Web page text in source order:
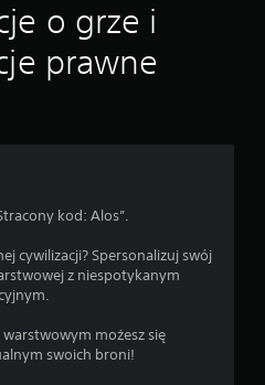
o grze i
prawne
kod: Alos”.
cywilizacji? Spersonalizuj swój
z niespotykanym
możesz się
swoich broni!